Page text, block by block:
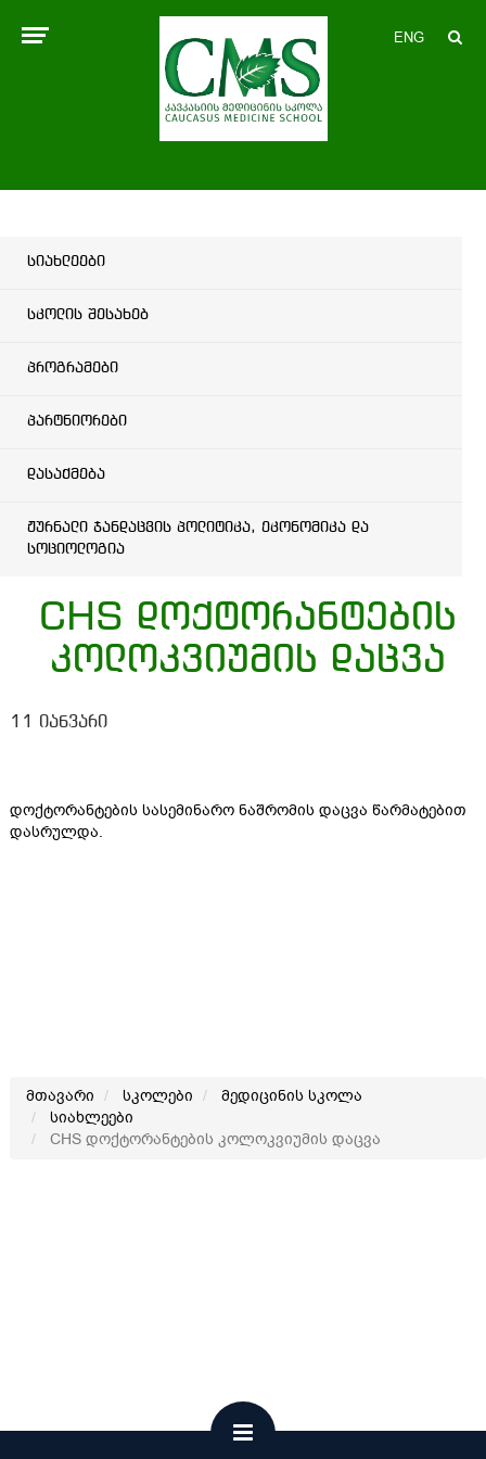
ENG
სიახლეები
სკოლის შესახებ
პროგრამები
პარტნიორები
დასაქმება
ჟურნალი ჯანდაცვის პოლიტიკა, ეკონომიკა და
სოციოლოგია
CHS დოქტორანტების
კოლოკვიუმის დაცვა
11 იანვარი
დოქტორანტების სასემინარო ნაშრომის დაცვა წარმატებით
დასრულდა.
მთავარი სკოლები
მედიცინის სკოლა
სიახლეები
CHS დოქტორანტების კოლოკვიუმის დაცვა